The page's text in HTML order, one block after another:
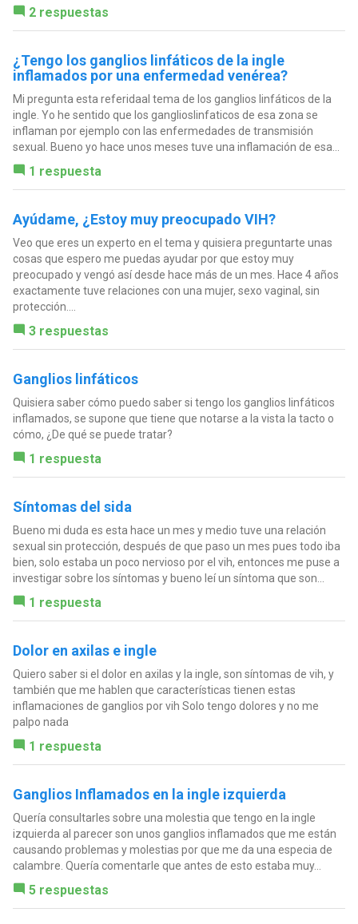
2 respuestas
¿Tengo los ganglios linfáticos de la ingle
inflamados por una enfermedad venérea?
Mi pregunta esta referidaal tema de los ganglios linfáticos de la
ingle. Yo he sentido que los ganglioslinfaticos de esa zona se
inflaman por ejemplo con las enfermedades de transmisión
sexual. Bueno yo hace unos meses tuve una inflamación de esa...
1 respuesta
Ayúdame, ¿Estoy muy preocupado VIH?
Veo que eres un experto en el tema y quisiera preguntarte unas
cosas que espero me puedas ayudar por que estoy muy
preocupado y vengó así desde hace más de un mes. Hace 4 años
exactamente tuve relaciones con una mujer, sexo vaginal, sin
protección....
3 respuestas
Ganglios linfáticos
Quisiera saber cómo puedo saber si tengo los ganglios linfáticos
inflamados, se supone que tiene que notarse a la vista la tacto o
cómo, ¿De qué se puede tratar?
1 respuesta
Síntomas del sida
Bueno mi duda es esta hace un mes y medio tuve una relación
sexual sin protección, después de que paso un mes pues todo iba
bien, solo estaba un poco nervioso por el vih, entonces me puse a
investigar sobre los síntomas y bueno leí un síntoma que son...
1 respuesta
Dolor en axilas e ingle
Quiero saber si el dolor en axilas y la ingle, son síntomas de vih, y
también que me hablen que características tienen estas
inflamaciones de ganglios por vih Solo tengo dolores y no me
palpo nada
1 respuesta
Ganglios Inflamados en la ingle izquierda
Quería consultarles sobre una molestia que tengo en la ingle
izquierda al parecer son unos ganglios inflamados que me están
causando problemas y molestias por que me da una especia de
calambre. Quería comentarle que antes de esto estaba muy...
5 respuestas